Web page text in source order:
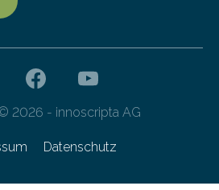
2026 - innoscripta AG
Datenschutz